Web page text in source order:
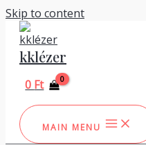
Skip to content
kklézer
0 Ft
MAIN MENU